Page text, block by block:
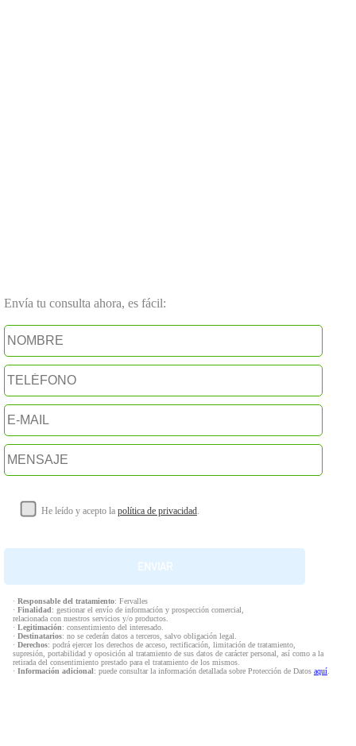
Envía tu consulta ahora, es fácil:
He leído y acepto la política de privacidad.
· Responsable del tratamiento: Fervalles
· Finalidad: gestionar el envío de información y prospección comercial,
relacionada con nuestros servicios y/o productos.
· Legitimación: consentimiento del interesado.
· Destinatarios: no se cederán datos a terceros, salvo obligación legal.
· Derechos: podrá ejercer los derechos de acceso, rectificación, limitación de tratamiento,
supresión, portabilidad y oposición al tratamiento de sus datos de carácter personal, así como a la
retirada del consentimiento prestado para el tratamiento de los mismos.
· Información adicional: puede consultar la información detallada sobre Protección de Datos aquí.